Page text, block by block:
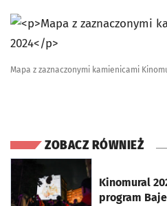
Mapa z zaznaczonymi kamienicami
ZOBACZ RÓWNIEŻ
Kinomural
program
otworzy się w nowej karcie